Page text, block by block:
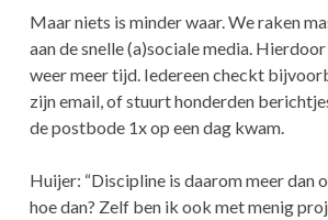
Maar niets is minder waar. We raken
aan de snelle (a)sociale media.
weer meer tijd. Iedereen checkt
zijn email, of stuurt honderden
de postbode 1x op een dag kwam.
Huijer: “Discipline is daarom meer dan
hoe dan? Zelf ben ik ook met menig